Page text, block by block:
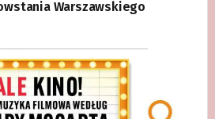
Warszawskiego